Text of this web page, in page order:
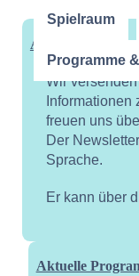
Spielraum
Programme
Abonniere
Wir
Informationen
freuen uns
Der
Sprache.
Er kann über
Aktuelle